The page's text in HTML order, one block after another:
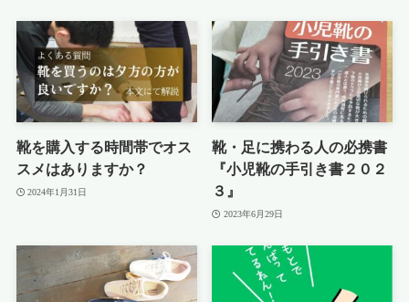
靴を購入する時間帯でオス
スメはありますか？
2024年1月31日
靴・足に携わる人の必携書
『小児靴の手引き書２０２
３』
2023年6月29日